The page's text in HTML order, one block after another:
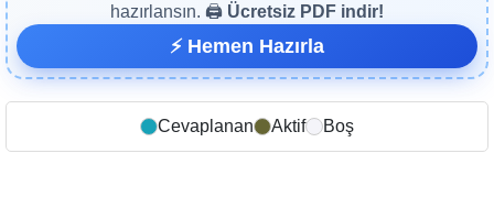
hazırlansın. 🖨️ Ücretsiz PDF indir!
⚡ Hemen Hazırla
Cevaplanan Aktif Boş